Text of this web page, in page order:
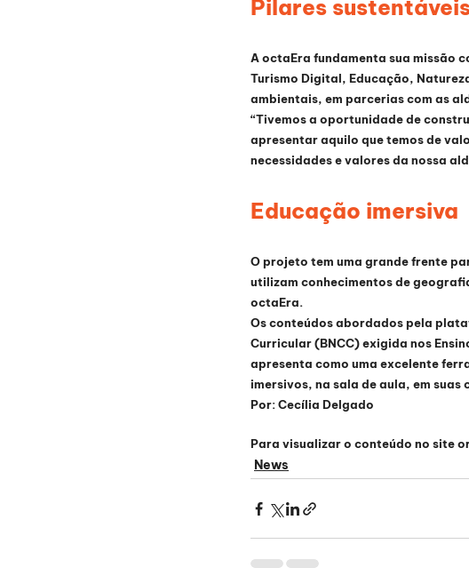
Pilares
A octaEra fundamenta sua missão
Turismo Digital, Educação,
ambientais, em parcerias com as
“Tivemos a oportunidade de
apresentar aquilo que temos de
necessidades e valores da nossa
Educação imersiva
O projeto tem uma grande frente
utilizam conhecimentos de
octaEra.
Os conteúdos abordados pela
Curricular (BNCC) exigida nos
apresenta como uma excelente
imersivos, na sala de aula, em suas
Por: Cecília Delgado
Para visualizar o conteúdo no site
News